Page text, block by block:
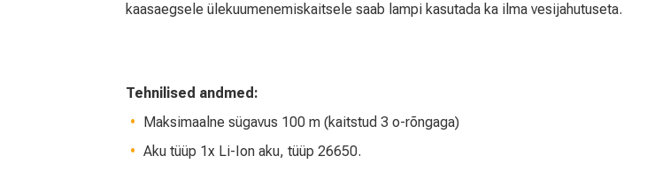
kaasaegsele ülekuumenemiskaitsele saab lampi kasutada ka ilma vesijahutuseta.
Tehnilised andmed:
Maksimaalne sügavus 100 m (kaitstud 3 o-rõngaga)
Aku tüüp 1x Li-Ion aku, tüüp 26650.